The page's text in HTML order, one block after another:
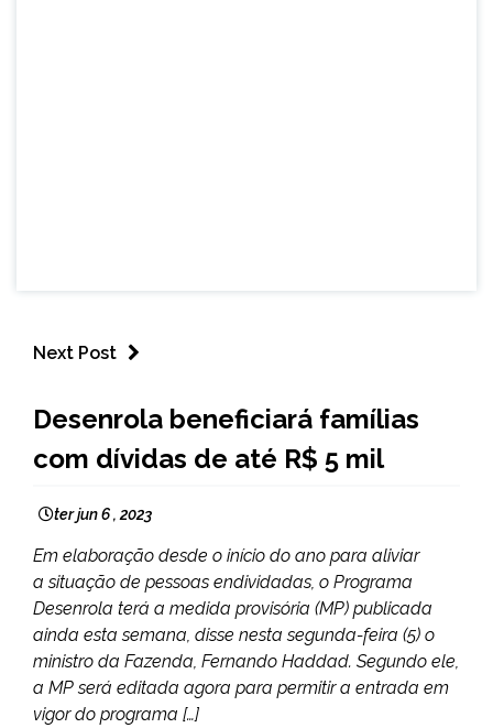
Next Post
NOTÍCIAS
Desenrola beneficiará famílias
com dívidas de até R$ 5 mil
ter jun 6 , 2023
Em elaboração desde o início do ano para aliviar
a situação de pessoas endividadas, o Programa
Desenrola terá a medida provisória (MP) publicada
ainda esta semana, disse nesta segunda-feira (5) o
ministro da Fazenda, Fernando Haddad. Segundo ele,
a MP será editada agora para permitir a entrada em
vigor do programa […]